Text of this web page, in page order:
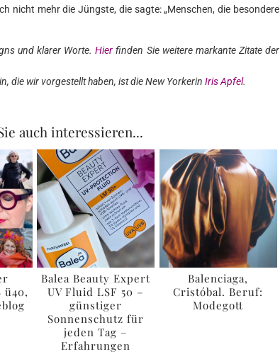
nicht mehr die Jüngste, die sagte: „Menschen, die besondere
und klarer Worte.Hier finden Sie weitere markante Zitate der
die wir vorgestellt haben, ist die New Yorkerin Iris Apfel.
auch interessieren...
ü40,
Balea Beauty Expert
UV Fluid LSF 50 –
günstiger
Sonnenschutz für
jeden Tag –
Erfahrungen
Balenciaga,
Cristóbal. Beruf:
Modegott